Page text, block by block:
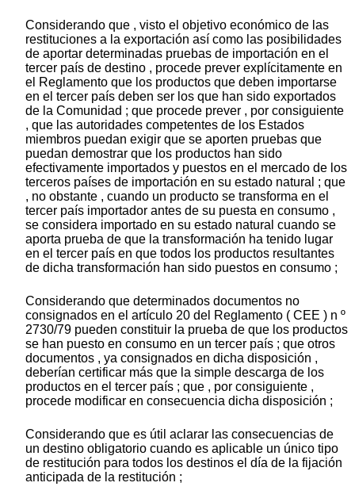
Considerando que , visto el objetivo económico de las
restituciones a la exportación así como las posibilidades
de aportar determinadas pruebas de importación en el
tercer país de destino , procede prever explícitamente en
el Reglamento que los productos que deben importarse
en el tercer país deben ser los que han sido exportados
de la Comunidad ; que procede prever , por consiguiente
, que las autoridades competentes de los Estados
miembros puedan exigir que se aporten pruebas que
puedan demostrar que los productos han sido
efectivamente importados y puestos en el mercado de los
terceros países de importación en su estado natural ; que
, no obstante , cuando un producto se transforma en el
tercer país importador antes de su puesta en consumo ,
se considera importado en su estado natural cuando se
aporta prueba de que la transformación ha tenido lugar
en el tercer país en que todos los productos resultantes
de dicha transformación han sido puestos en consumo ;
Considerando que determinados documentos no
consignados en el artículo 20 del Reglamento ( CEE ) n º
2730/79 pueden constituir la prueba de que los productos
se han puesto en consumo en un tercer país ; que otros
documentos , ya consignados en dicha disposición ,
deberían certificar más que la simple descarga de los
productos en el tercer país ; que , por consiguiente ,
procede modificar en consecuencia dicha disposición ;
Considerando que es útil aclarar las consecuencias de
un destino obligatorio cuando es aplicable un único tipo
de restitución para todos los destinos el día de la fijación
anticipada de la restitución ;